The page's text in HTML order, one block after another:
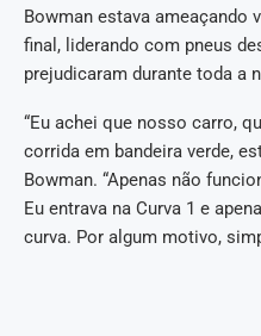
Bowman estava ameaçando
final, liderando com pneus
prejudicaram durante toda a
“Eu achei que nosso carro,
corrida em bandeira verde,
Bowman. “Apenas não
Eu entrava na Curva 1 e
curva. Por algum motivo,